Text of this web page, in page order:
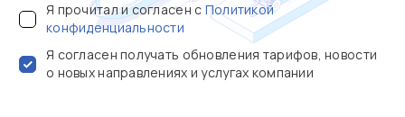
Я прочитал и согласен с Политикой
конфиденциальности
Я согласен получать обновления тарифов, новости
о новых направлениях и услугах компании